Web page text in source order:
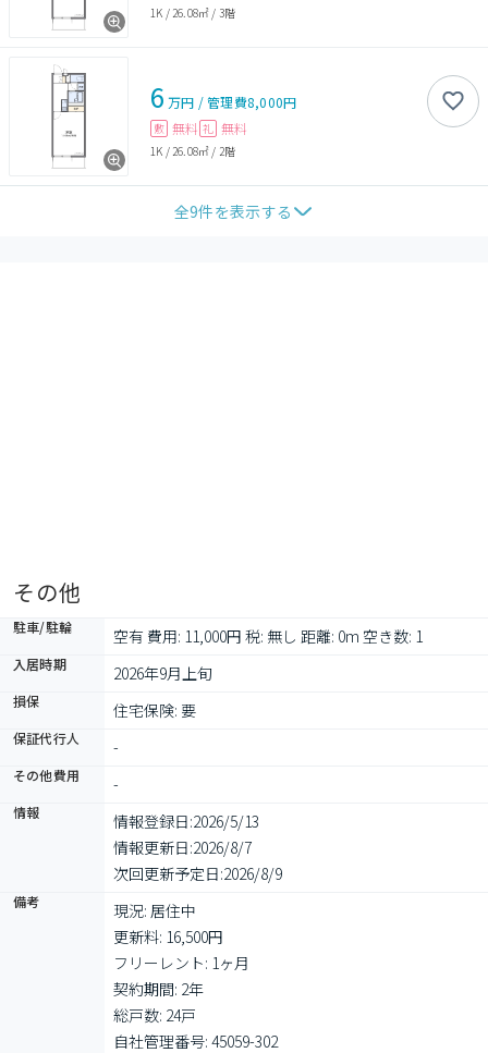
1K / 26.08㎡ / 3階
6 万円 /管理費8,000円
敷 無料 礼 無料
1K / 26.08㎡ / 2階
全9件を表示する
その他
駐車/駐輪 空有 費用: 11,000円 税: 無し 距離: 0m 空き数: 1
入居時期 2026年9月上旬
損保 住宅保険: 要
保証代行人 -
その他費用 -
情報 情報登録日:2026/5/13
情報更新日:2026/8/7
次回更新予定日:2026/8/9
備考
現況: 居住中
更新料: 16,500円
フリーレント: 1ヶ月
契約期間: 2年
総戸数: 24戸
自社管理番号: 45059-302